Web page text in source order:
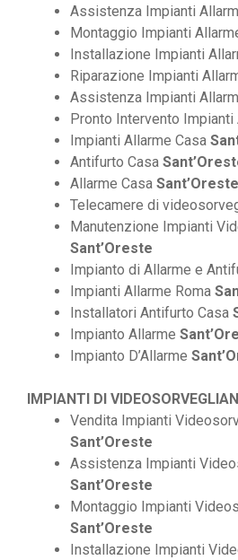
Assistenza Impianti
Montaggio Impianti
Installazione Impianti
Riparazione Impianti
Assistenza Impianti
Pronto Intervento Impianti
Impianti Allarme Casa
Antifurto Casa
Allarme Casa Sant’Oreste
Telecamere di
Manutenzione Impianti
Sant’Oreste
Impianto di Allarme e
Impianti Allarme Roma
Installatori Antifurto Casa
Impianto Allarme
Impianto D’Allarme
IMPIANTI DI
Vendita Impianti
Sant’Oreste
Assistenza Impianti
Sant’Oreste
Montaggio Impianti
Sant’Oreste
Installazione Impianti